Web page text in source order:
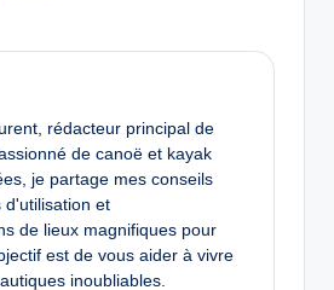
rédacteur principal de
de canoë et kayak
je partage mes conseils
d'utilisation et
de lieux magnifiques pour
est de vous aider à vivre
inoubliables.